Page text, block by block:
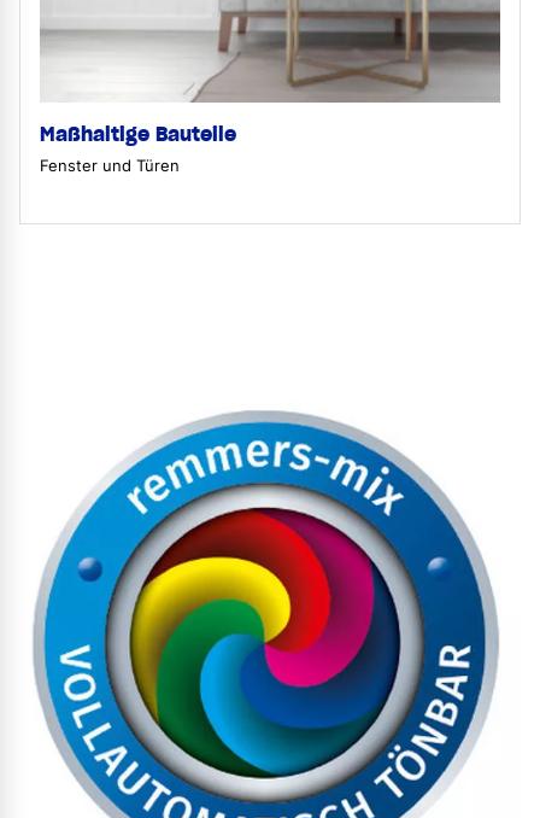
Maßhaltige Bauteile
Fenster und Türen